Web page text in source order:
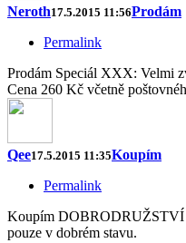
Neroth17.5.2015 11:56Prodám
Permalink
Prodám Speciál XXX: Velmi
Cena 260 Kč včetně
Qee17.5.2015 11:35Koupím
Permalink
Koupím
pouze v dobrém stavu.